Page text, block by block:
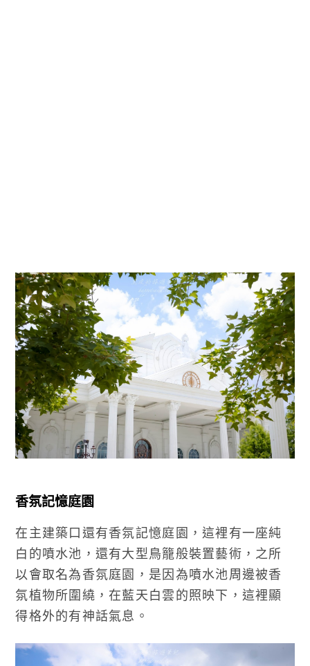
香氛記憶庭園
在主建築口還有香氛記憶庭園，這裡有一座純
白的噴水池，還有大型鳥籠般裝置藝術，之所
以會取名為香氛庭園，是因為噴水池周邊被香
氛植物所圍繞，在藍天白雲的照映下，這裡顯
得格外的有神話氣息。